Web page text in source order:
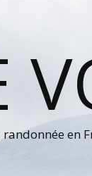
en